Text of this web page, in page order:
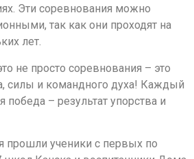
Эти соревнования можно
так как они проходят на
лет.
не просто соревнования – это
силы и командного духа! Каждый
– результат упорства и
прошли ученики с первых по